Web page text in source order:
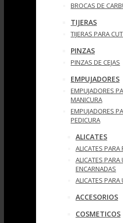
BROCAS DE
TIJERAS
TIJERAS PARA
PINZAS
PINZAS DE CEJAS
EMPUJADORES
EMPUJADORES
MANICURA
EMPUJADORES
PEDICURA
ALICATES
ALICATES PARA
ALICATES PARA
ENCARNADAS
ALICATES PARA
ACCESORIOS
COSMETICOS